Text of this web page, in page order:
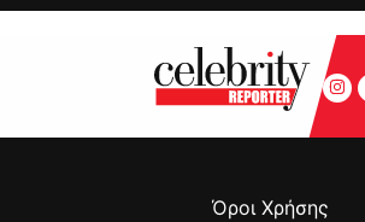
Όροι Χρήσης